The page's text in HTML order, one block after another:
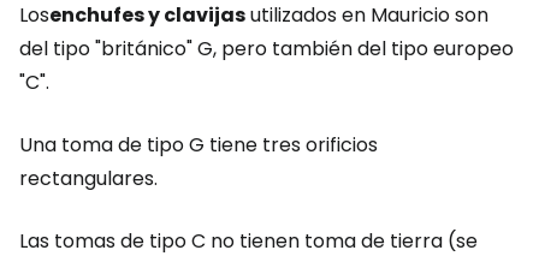
Losenchufes y clavijasutilizados en Mauricio son
del tipo "británico" G, pero también del tipo europeo
"C".
Una toma de tipo G tiene tres orificios
rectangulares.
Las tomas de tipo C no tienen toma de tierra (se